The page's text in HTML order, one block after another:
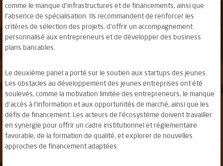
comme le manque d’infrastructures et de financements, ainsi que
l’absence de spécialisation. Ils recommandent de renforcer les
critères de sélection des projets, d’offrir un accompagnement
personnalisé aux entrepreneurs et de développer des business
plans bancables.
Le deuxième panel a porté sur le soutien aux startups des jeunes.
Les obstacles au développement des jeunes entreprises ont été
soulevés, comme la motivation limitée des entrepreneurs, le manque
d’accès à l’information et aux opportunités de marché, ainsi que les
défis de financement. Les acteurs de l’écosystème doivent travailler
en synergie pour offrir un cadre institutionnel et réglementaire
favorable, de la formation de qualité, et explorer de nouvelles
approches de financement adaptées.